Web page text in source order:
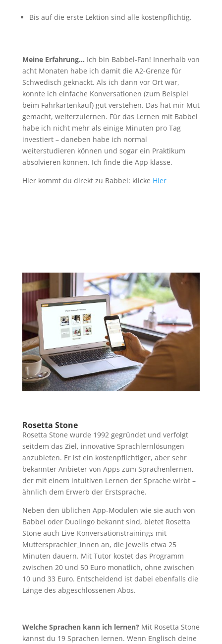
Bis auf die erste Lektion sind alle kostenpflichtig.
Meine Erfahrung… Ich bin Babbel-Fan! Innerhalb von
acht Monaten habe ich damit die A2-Grenze für
Schwedisch geknackt. Als ich dann vor Ort war,
konnte ich einfache Konversationen (zum Beispiel
beim Fahrkartenkauf) gut verstehen. Das hat mir Mut
gemacht, weiterzulernen. Für das Lernen mit Babbel
habe ich nicht mehr als einige Minuten pro Tag
investiert – daneben habe ich normal
weiterstudieren können und sogar ein Praktikum
absolvieren können. Ich finde die App klasse.
Hier kommt du direkt zu Babbel: klicke Hier
Rosetta Stone
Rosetta Stone wurde 1992 gegründet und verfolgt
seitdem das Ziel, innovative Sprachlernlösungen
anzubieten. Er ist ein kostenpflichtiger, aber sehr
bekannter Anbieter von Apps zum Sprachenlernen,
der mit einem intuitiven Lernen der Sprache wirbt –
ähnlich dem Erwerb der Erstsprache.
Neben den üblichen App-Modulen wie sie auch von
Babbel oder Duolingo bekannt sind, bietet Rosetta
Stone auch Live-Konversationstrainings mit
Muttersprachler_innen an, die jeweils etwa 25
Minuten dauern. Mit Tutor kostet das Programm
zwischen 20 und 50 Euro monatlich, ohne zwischen
10 und 33 Euro. Entscheidend ist dabei ebenfalls die
Länge des abgeschlossenen Abos.
Welche Sprachen kann ich lernen? Mit Rosetta Stone
kannst du 19 Sprachen lernen. Wenn Englisch deine